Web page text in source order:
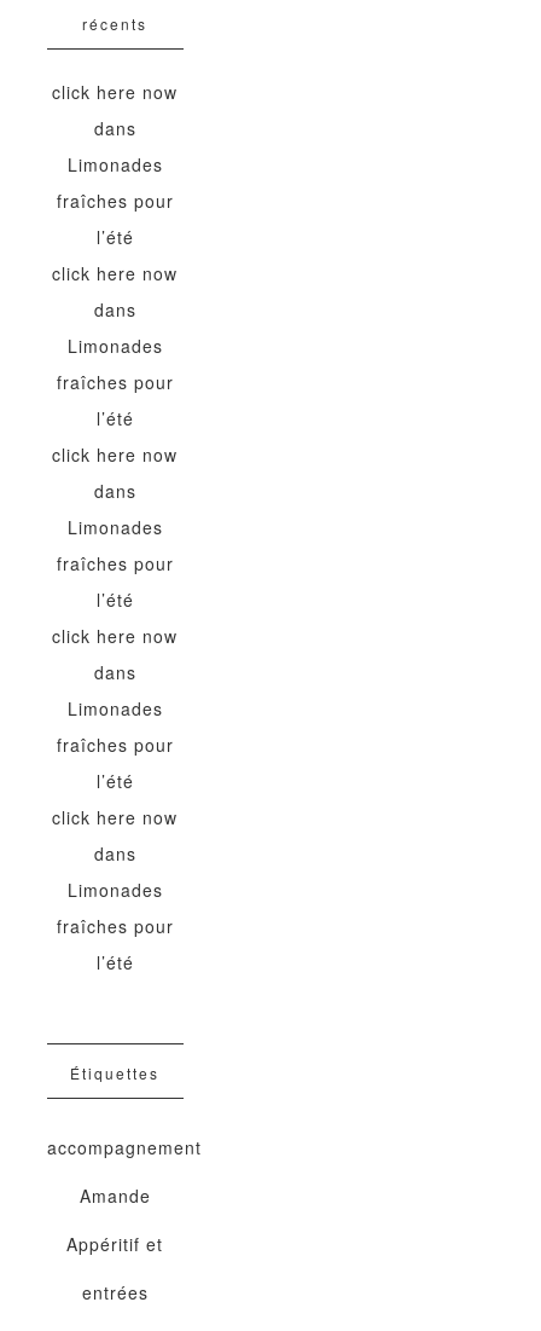
récents
click here now
dans
Limonades
fraîches pour
l’été
click here now
dans
Limonades
fraîches pour
l’été
click here now
dans
Limonades
fraîches pour
l’été
click here now
dans
Limonades
fraîches pour
l’été
click here now
dans
Limonades
fraîches pour
l’été
Étiquettes
accompagnement
Amande
Appéritif et
entrées